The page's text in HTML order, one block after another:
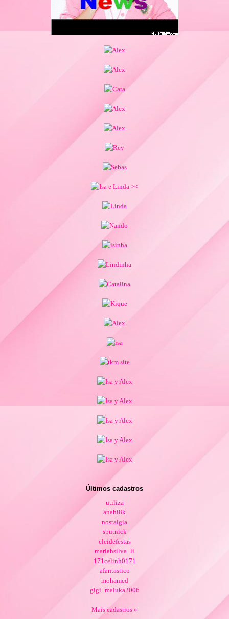
Últimos cadastros
utiliza
anahi8k
nostalgia
sputnick
cleidefestas
mariahsilva_li
171celinh0171
afantastico
mohamed
gigi_maluka2006
Mais cadastros »